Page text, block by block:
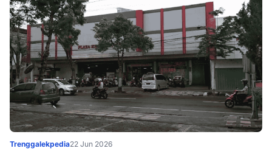
Trenggalekpedia22 Jun 2026